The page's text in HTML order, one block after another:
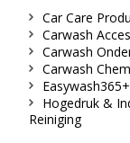
Car Care
Carwash
Carwash
Carwash
Easywash365+
Hogedruk &
Reiniging